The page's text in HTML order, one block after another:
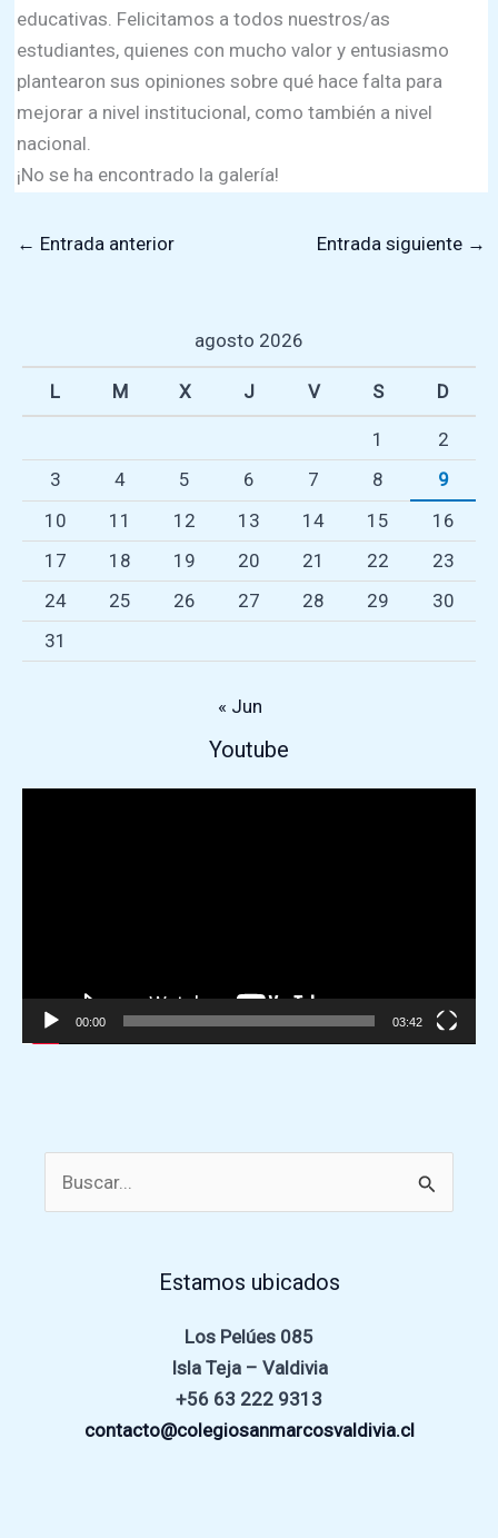
educativas. Felicitamos a todos nuestros/as
estudiantes, quienes con mucho valor y entusiasmo
plantearon sus opiniones sobre qué hace falta para
mejorar a nivel institucional, como también a nivel
nacional.
¡No se ha encontrado la galería!
← Entrada anterior Entrada siguiente →
agosto 2026
L M X J V S D
1
2
3
4 5 6 7 8
9
10
11 12 13 14 15
16
17
18 19 20 21 22
23
24
25 26 27 28 29
30
31
« Jun
Youtube
de
00:00 03:42
Estamos ubicados
Los Pelúes 085
Isla Teja – Valdivia
+56 63 222 9313
contacto@colegiosanmarcosvaldivia.cl